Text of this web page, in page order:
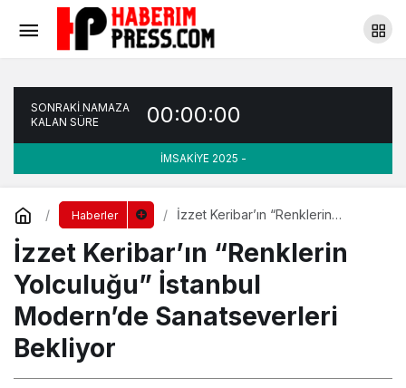
SONRAKİ NAMAZA
KALAN SÜRE
00:00:00
İMSAKİYE 2025 -
Haberler
İzzet Keribar’ın “Renklerin
Sanatseverleri Bekliyor
İzzet Keribar’ın “Renklerin
Yolculuğu” İstanbul
Modern’de Sanatseverleri
Bekliyor
İzzet Keribar’ın “Renklerin Yolculuğu”